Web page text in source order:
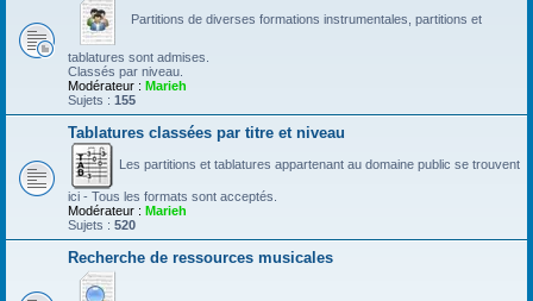
Partitions de diverses formations instrumentales, partitions et
tablatures sont admises.
Classés par niveau.
Modérateur : Marieh
Sujets : 155
Tablatures classées par titre et niveau
Les partitions et tablatures appartenant au domaine public se trouvent
ici - Tous les formats sont acceptés.
Modérateur : Marieh
Sujets : 520
Recherche de ressources musicales